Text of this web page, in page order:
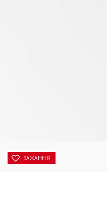
БАЖАННЯ